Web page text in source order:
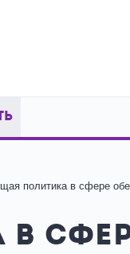
политика в сфере